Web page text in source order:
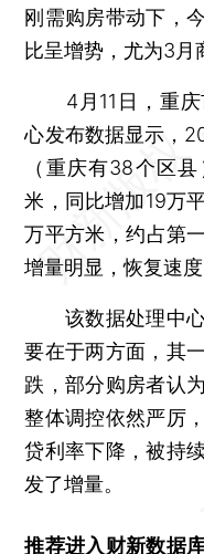
刚需购房带动下，
比呈增势，尤为3月
4月11日，重庆
心发布数据显示，
（重庆有38个区
米，同比增加19万
万平方米，约占第
增量明显，恢复速度
该数据处理中心
要在于两方面，其
跌，部分购房者认
整体调控依然严厉
贷利率下降，被持
发了增量。
推荐进入财新数据